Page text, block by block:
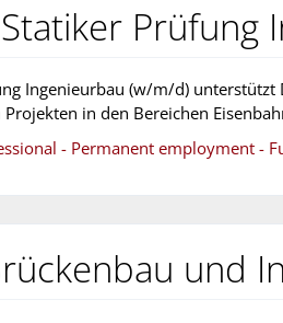
Prüfung
Ingenieurbau (w/m/d) unterstützt
in den Bereichen
- Permanent employment -
und